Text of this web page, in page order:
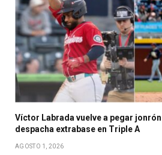
Víctor Labrada vuelve a pegar
despacha extrabase en Triple A
AGOSTO 1, 2026